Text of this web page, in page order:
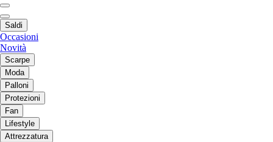
Saldi
Occasioni
Novità
Scarpe
Moda
Palloni
Protezioni
Fan
Lifestyle
Attrezzatura